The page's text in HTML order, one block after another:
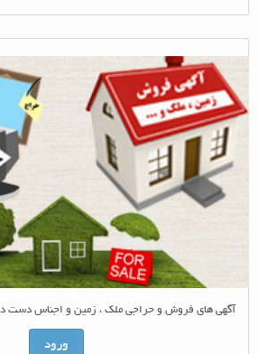
آگهی های فروش و حراجی ملک ، زمین و اجناس دست دو
ورود